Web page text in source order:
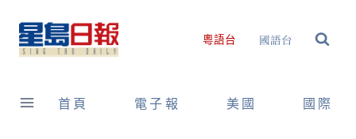
content
粵語台 國語台
首頁 電子報 美國 國際